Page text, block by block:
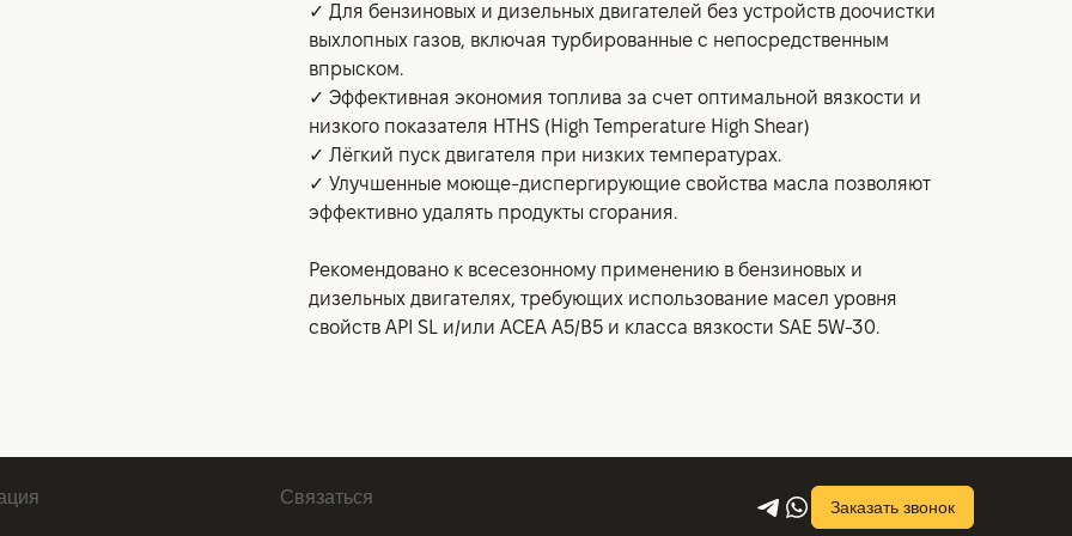
✓ Для бензиновых и дизельных двигателей без устройств доочистки
выхлопных газов, включая турбированные с непосредственным
впрыском.
✓ Эффективная экономия топлива за счет оптимальной вязкости и
низкого показателя HTHS (High Temperature High Shear)
✓ Лёгкий пуск двигателя при низких температурах.
✓ Улучшенные моюще-диспергирующие свойства масла позволяют
эффективно удалять продукты сгорания.
Рекомендовано к всесезонному применению в бензиновых и
дизельных двигателях, требующих использование масел уровня
свойств API SL и/или ACEA A5/B5 и класса вязкости SAE 5W-30.
Связаться Заказать звонок